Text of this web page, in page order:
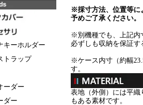
キーホルダー
トラップ
ーダー
ダー
※採寸方法、位置等に
予めご了承ください。
※別機種でも、上記内
必ずしも収納を保証す
※ケース内寸（約幅
す。
表地（外側）には平織
もある素材です。